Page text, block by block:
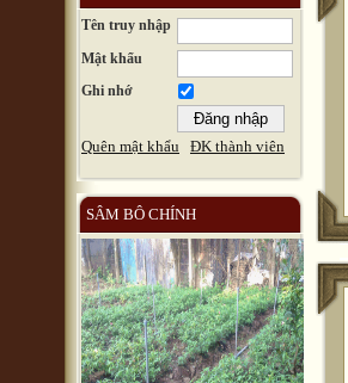
Tên truy nhập
Mật khẩu
Ghi nhớ
Quên mật khẩu ĐK thành viên
SÂM BÔ CHÍNH